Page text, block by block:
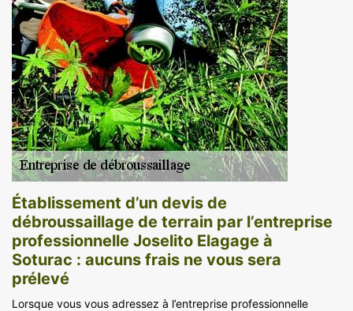
Établissement d’un devis de
débroussaillage de terrain par l’entreprise
professionnelle Joselito Elagage à
Soturac : aucuns frais ne vous sera
prélevé
Lorsque vous vous adressez à l’entreprise professionnelle